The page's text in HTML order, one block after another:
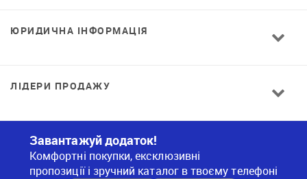
ЮРИДИЧНА ІНФОРМАЦІЯ
ЛІДЕРИ ПРОДАЖУ
Завантажуй додаток!
Комфортні покупки, ексклюзивні
пропозиції і зручний каталог в твоєму телефоні